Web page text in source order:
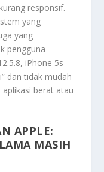
responsif.
yang
yang
pengguna
iPhone 5s
dan tidak mudah
berat atau
APPLE:
MASIH